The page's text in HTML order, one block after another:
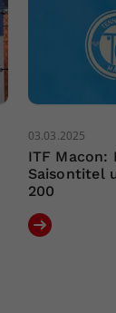
03.03.2025
ITF Macon:
Saisontitel
200